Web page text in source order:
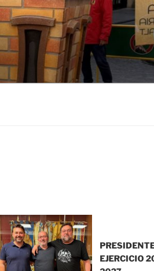
EJERCICIO